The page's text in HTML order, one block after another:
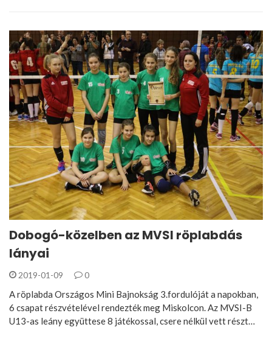
Dobogó-közelben az MVSI röplabdás
lányai
2019-01-09 0
A röplabda Országos Mini Bajnokság 3.fordulóját a napokban,
6 csapat részvételével rendezték meg Miskolcon. Az MVSI-B
U13-as leány együttese 8 játékossal, csere nélkül vett részt…